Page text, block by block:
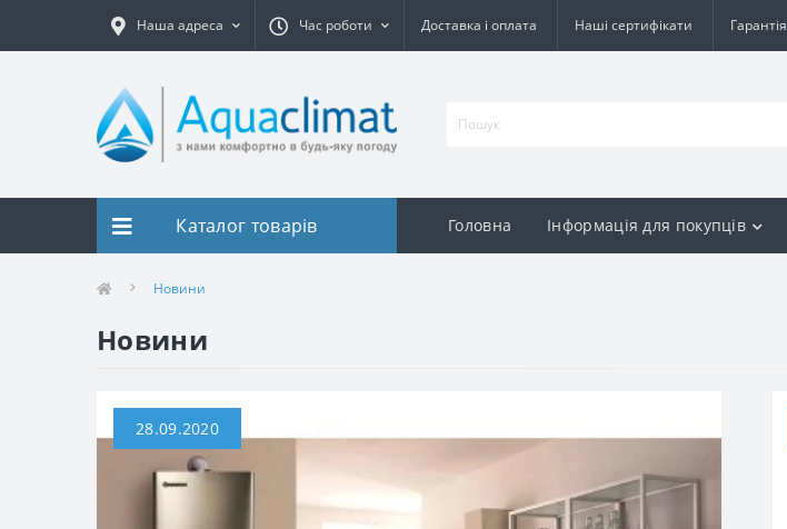
Наша адреса Час роботи Доставка і оплата Наші сертифікати Гарантія
Каталог товарів Головна Інформація для покупців
Новини
Новини
28.09.2020